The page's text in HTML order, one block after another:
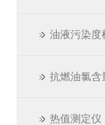
油液污染度
抗燃油氯含
热值测定仪